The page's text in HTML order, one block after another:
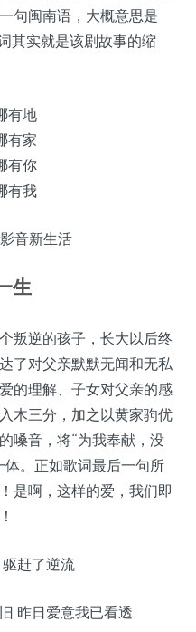
句闽南语，大概意思是
其实就是该剧故事的缩
有地
有家
有你
有我
生
叛逆的孩子，长大以后终
了对父亲默默无闻和无私
的理解、子女对父亲的感
木三分，加之以黄家驹优
嗓音，将“为我奉献，没
。正如歌词最后一句所
是啊，这样的爱，我们即
赶了逆流
昨日爱意我已看透